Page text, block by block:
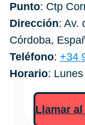
Punto: Ctp
Dirección: Av.
Córdoba,
Teléfono: +34
Horario:
Llamar